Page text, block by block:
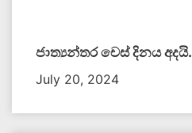
ජාත්‍යන්තර චෙස් දිනය අදයි.
July 20, 2024